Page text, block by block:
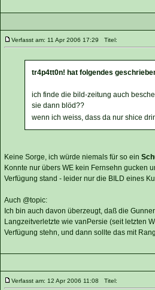
Verfasst am: 11 Apr 2006 17:29 Titel:
tr4p4tt0n! hat folgendes
ich finde die bild-zeitung auch
sie dann blöd??
wenn ich weiss, dass da nur shice
Keine Sorge, ich würde niemals für so ein
Konnte nur übers WE kein Fernsehn gucken
Verfügung stand - leider nur die BILD eines
Auch @topic:
Ich bin auch davon überzeugt, daß die
Langzeitverletzte wie vanPersie (seit letzten
Verfügung stehn, und dann sollte das mit
Verfasst am: 12 Apr 2006 11:08 Titel: